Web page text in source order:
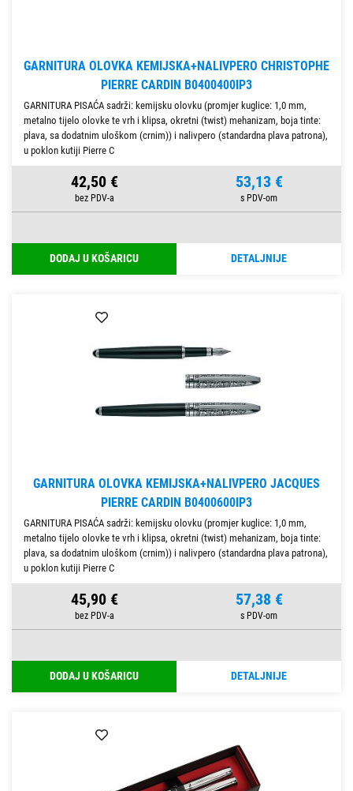
GARNITURA OLOVKA KEMIJSKA+NALIVPERO CHRISTOPHE
PIERRE CARDIN B0400400IP3
GARNITURA PISAĆA sadrži: kemijsku olovku (promjer kuglice: 1,0 mm,
metalno tijelo olovke te vrh i klipsa, okretni (twist) mehanizam, boja tinte:
plava, sa dodatnim uloškom (crnim)) i nalivpero (standardna plava patrona),
u poklon kutiji Pierre C
42,50 € 53,13 €
DODAJ U KOŠARICU DETALJNIJE
GARNITURA OLOVKA KEMIJSKA+NALIVPERO JACQUES
PIERRE CARDIN B0400600IP3
GARNITURA PISAĆA sadrži: kemijsku olovku (promjer kuglice: 1,0 mm,
metalno tijelo olovke te vrh i klipsa, okretni (twist) mehanizam, boja tinte:
plava, sa dodatnim uloškom (crnim)) i nalivpero (standardna plava patrona),
u poklon kutiji Pierre C
45,90 € 57,38 €
DODAJ U KOŠARICU DETALJNIJE